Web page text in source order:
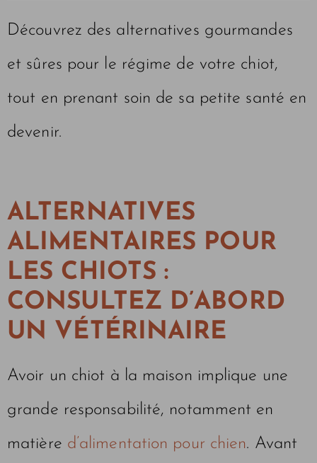
Découvrez des alternatives gourmandes
et sûres pour le régime de votre chiot,
tout en prenant soin de sa petite santé en
devenir.
ALTERNATIVES
ALIMENTAIRES POUR
LES CHIOTS :
CONSULTEZ D’ABORD
UN VÉTÉRINAIRE
Avoir un chiot à la maison implique une
grande responsabilité, notamment en
matière d’alimentation pour chien. Avant